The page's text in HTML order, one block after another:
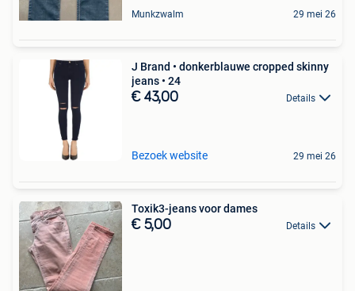
Munkzwalm 29 mei 26
J Brand • donkerblauwe cropped skinny
jeans • 24
€ 43,00 Details
Bezoek website 29 mei 26
Toxik3-jeans voor dames
€ 5,00 Details